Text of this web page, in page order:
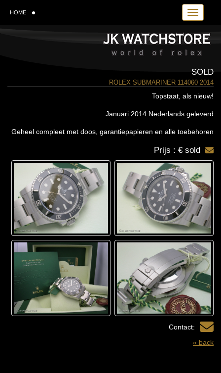
Toggle
HOME
SOLD
ROLEX SUBMARINER 114060 2014
Topstaat, als nieuw!
Januari 2014 Nederlands geleverd
Geheel compleet met doos, garantiepapieren en alle toebehoren
Prijs : € sold
Contact:
« back